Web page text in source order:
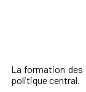
La formation des
politique central.